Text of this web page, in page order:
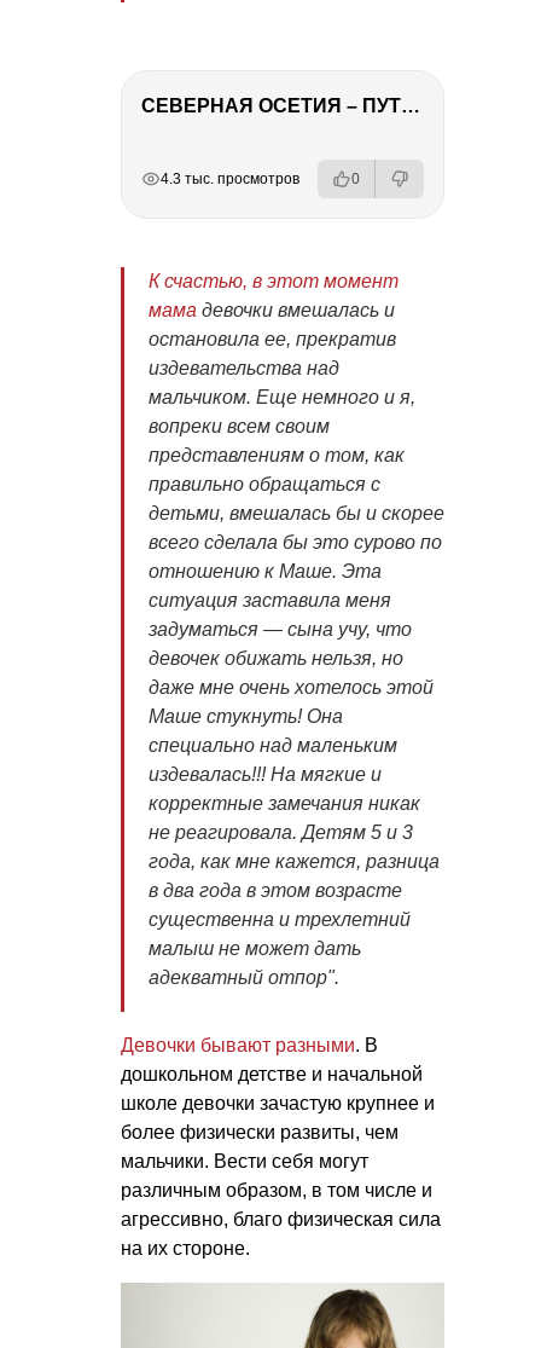
СЕВЕРНАЯ ОСЕТИЯ – ПУТЕШЕСТВИЕ НА КАВКАЗ часть 4
4.3 тыс. просмотров 0
К счастью, в этот момент
мама девочки вмешалась и
остановила ее, прекратив
издевательства над
мальчиком. Еще немного и я,
вопреки всем своим
представлениям о том, как
правильно обращаться с
детьми, вмешалась бы и скорее
всего сделала бы это сурово по
отношению к Маше. Эта
ситуация заставила меня
задуматься — сына учу, что
девочек обижать нельзя, но
даже мне очень хотелось этой
Маше стукнуть! Она
специально над маленьким
издевалась!!! На мягкие и
корректные замечания никак
не реагировала. Детям 5 и 3
года, как мне кажется, разница
в два года в этом возрасте
существенна и трехлетний
малыш не может дать
адекватный отпор".
Девочки бывают разными. В
дошкольном детстве и начальной
школе девочки зачастую крупнее и
более физически развиты, чем
мальчики. Вести себя могут
различным образом, в том числе и
агрессивно, благо физическая сила
на их стороне.